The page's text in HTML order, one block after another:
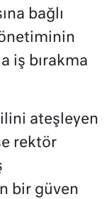
bağlı
iş bırakma
ateşleyen
rektör
bir güven